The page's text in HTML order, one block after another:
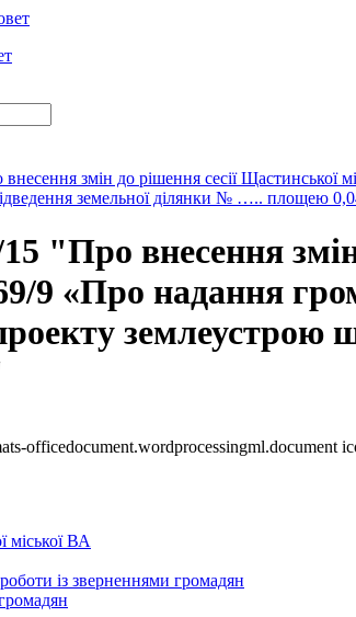
змін до рішення сесії Щастинської
земельної ділянки № ….. площею
"Про внесення змін
9 «Про надання
міської ВА
із зверненнями громадян